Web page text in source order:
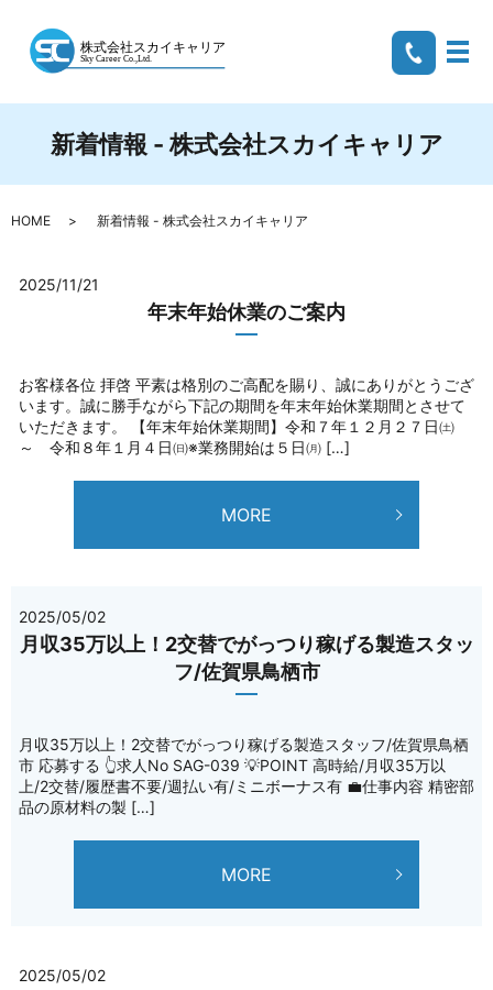
メ
新着情報 - 株式会社スカイキャリア
HOME 新着情報 - 株式会社スカイキャリア
2025/11/21
年末年始休業のご案内
お客様各位 拝啓 平素は格別のご高配を賜り、誠にありがとうござ
います。誠に勝手ながら下記の期間を年末年始休業期間とさせて
いただきます。 【年末年始休業期間】令和７年１２月２７日㈯
～ 令和８年１月４日㈰※業務開始は５日㈪ […]
MORE
2025/05/02
月収35万以上！2交替でがっつり稼げる製造スタッ
フ/佐賀県鳥栖市
月収35万以上！2交替でがっつり稼げる製造スタッフ/佐賀県鳥栖
市 応募する 👆求人No SAG-039 💡POINT 高時給/月収35万以
上/2交替/履歴書不要/週払い有/ミニボーナス有 💼仕事内容 精密部
品の原材料の製 […]
MORE
2025/05/02